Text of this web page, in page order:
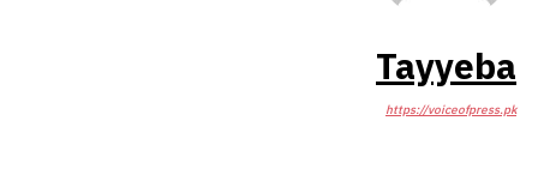
Tayyeba
https://voiceofpress.pk